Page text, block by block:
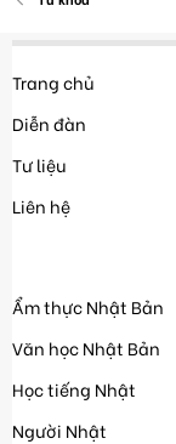
Trang chủ
Diễn đàn
Tư liệu
Liên hệ
Ẩm thực Nhật Bản
Văn học Nhật Bản
Học tiếng Nhật
Người Nhật